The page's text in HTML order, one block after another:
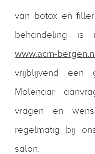
van botox en
behandeling is
www.acm-
vrijblijvend een
Molenaar
vragen en
regelmatig bij
salon.